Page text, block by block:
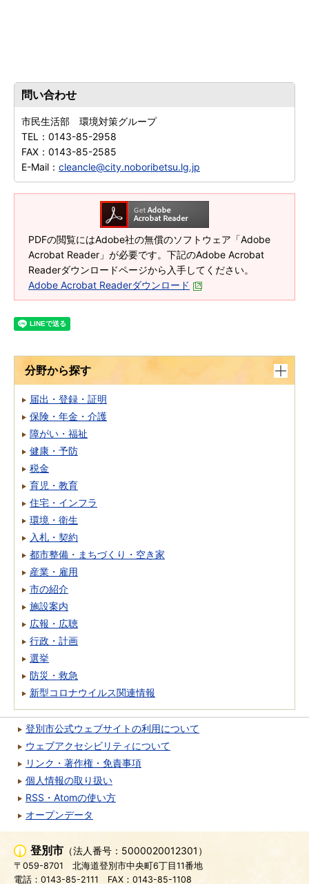
問い合わせ
市民生活部 環境対策グループ
TEL： 0143-85-2958
FAX： 0143-85-2585
E-Mail： cleancle@city.noboribetsu.lg.jp
PDFの閲覧にはAdobe社の無償のソフトウェア「Adobe
Acrobat Reader」が必要です。下記のAdobe Acrobat
Readerダウンロードページから入手してください。
Adobe Acrobat Readerダウンロード
分野から探す
届出・登録・証明
保険・年金・介護
障がい・福祉
健康・予防
税金
育児・教育
住宅・インフラ
環境・衛生
入札・契約
都市整備・まちづくり・空き家
産業・雇用
市の紹介
施設案内
広報・広聴
行政・計画
選挙
防災・救急
新型コロナウイルス関連情報
登別市公式ウェブサイトの利用について
ウェブアクセシビリティについて
リンク・著作権・免責事項
個人情報の取り扱い
RSS・Atomの使い方
オープンデータ
登別市 （法人番号：5000020012301）
〒059-8701
北海道登別市中央町6丁目11番地
電話：0143-85-2111
FAX：0143-85-1108